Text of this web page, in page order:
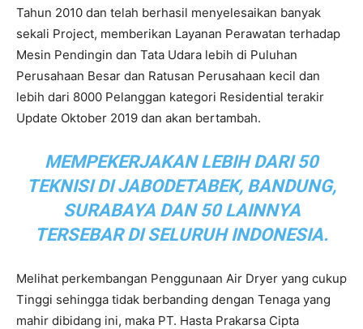
Tahun 2010 dan telah berhasil menyelesaikan banyak
sekali Project, memberikan Layanan Perawatan terhadap
Mesin Pendingin dan Tata Udara lebih di Puluhan
Perusahaan Besar dan Ratusan Perusahaan kecil dan
lebih dari 8000 Pelanggan kategori Residential terakir
Update Oktober 2019 dan akan bertambah.
MEMPEKERJAKAN LEBIH DARI 50
TEKNISI DI JABODETABEK, BANDUNG,
SURABAYA DAN 50 LAINNYA
TERSEBAR DI SELURUH INDONESIA.
Melihat perkembangan Penggunaan Air Dryer yang cukup
Tinggi sehingga tidak berbanding dengan Tenaga yang
mahir dibidang ini, maka PT. Hasta Prakarsa Cipta